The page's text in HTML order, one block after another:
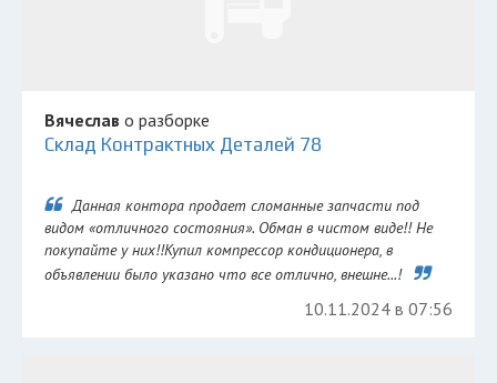
Вячеслав о разборке
Склад Контрактных Деталей 78
Данная контора продает сломанные запчасти под
видом «отличного состояния». Обман в чистом виде!! Не
покупайте у них!!Купил компрессор кондиционера, в
объявлении было указано что все отлично, внешне...!
10.11.2024 в 07:56